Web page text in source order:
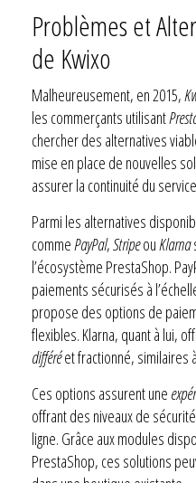
Problèmes et
de Kwixo
Malheureusement, en 2015,
les commerçants utilisant
chercher des alternatives
mise en place de nouvelles
assurer la continuité du
Parmi les alternatives
commePayPal,StripeouKlarna
l’écosystème PrestaShop.
paiements sécurisés à
propose des options de
flexibles. Klarna, quant à lui,
différéet fractionné, similaires
Ces options assurent une
offrant des niveaux de
ligne. Grâce aux modules
PrestaShop, ces solutions